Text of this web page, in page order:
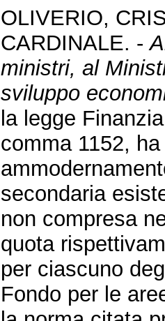
OLIVERIO,
CARDINALE. -
ministri, al
sviluppo
la legge
comma 1152,
secondaria
non compresa
quota
per ciascuno
Fondo per le